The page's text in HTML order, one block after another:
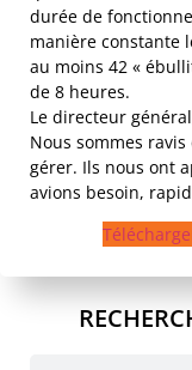
durée de
manière constante
au moins 42 «
de 8 heures.
Le directeur
Nous sommes
gérer. Ils nous ont
avions besoin,